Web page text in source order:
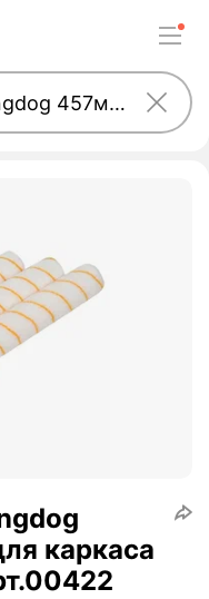
каркаса